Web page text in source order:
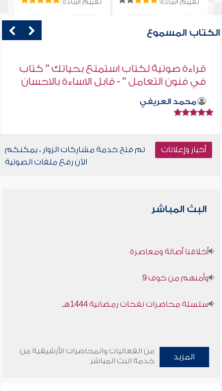
تقييم المادة: تقييم المادة:
الكتاب المسموع
قراءة صوتية لكتاب استمتع بحياتك " كتاب
في فنون التعامل " - قابل الاساءة بالاحسان
محمد العريفي
أخبار وإعلانات
تم فتح خدمة مشاركات الزوار ، يمكنكم
الآن رفع ملفات الصوتية
البث المباشر
أخلاقنا أصالة ومعاصرة
وأمنهم من خوف 9
سلسلة محاضرات نفحات رمضانية 1444هـ
المزيد
من الفعاليات والمحاضرات الأرشيفية من
خدمة البث المباشر